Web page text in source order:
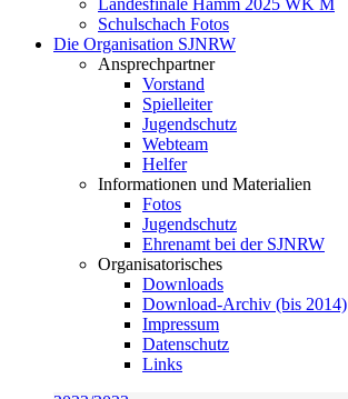
Landesfinale Hamm 2025 WK M
Schulschach Fotos
Die Organisation SJNRW
Ansprechpartner
Vorstand
Spielleiter
Jugendschutz
Webteam
Helfer
Informationen und Materialien
Fotos
Jugendschutz
Ehrenamt bei der SJNRW
Organisatorisches
Downloads
Download-Archiv (bis 2014)
Impressum
Datenschutz
Links